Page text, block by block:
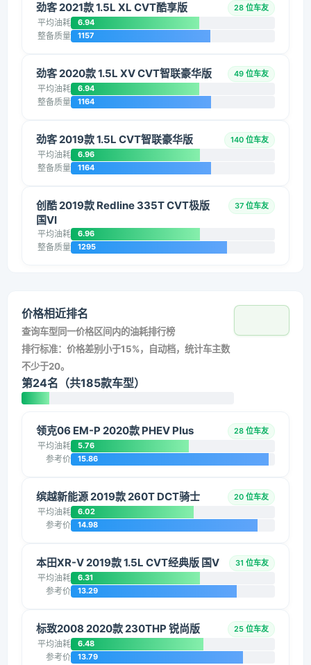
劲客 2021款 1.5L XL CVT酷享版 28 位车友
平均油耗 6.94
整备质量 1157
劲客 2020款 1.5L XV CVT智联豪华版 49 位车友
平均油耗 6.94
整备质量 1164
劲客 2019款 1.5L CVT智联豪华版 140 位车友
平均油耗 6.96
整备质量 1164
创酷 2019款 Redline 335T CVT极版
国VI
37 位车友
平均油耗 6.96
整备质量 1295
价格相近排名
查询车型同一价格区间内的油耗排行榜
排行标准：价格差别小于15%，自动档，统计车主数
不少于20。
第24名（共185款车型）
领克06 EM-P 2020款 PHEV Plus 28 位车友
平均油耗 5.76
参考价 15.86
缤越新能源 2019款 260T DCT骑士 20 位车友
平均油耗 6.02
参考价 14.98
本田XR-V 2019款 1.5L CVT经典版 国V 31 位车友
平均油耗 6.31
参考价 13.29
标致2008 2020款 230THP 锐尚版 25 位车友
平均油耗 6.48
参考价 13.79